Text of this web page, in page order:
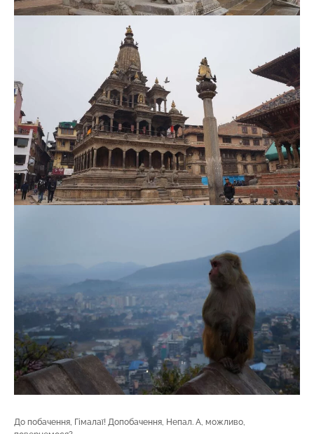
До побачення, Гімалаї! Допобачення, Непал. А, можливо,